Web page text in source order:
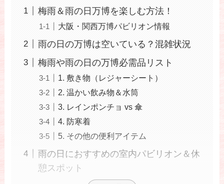
梅雨＆雨の日万博を楽しむ方法！
大阪・関西万博パビリオン情報
雨の日の万博は空いている？混雑状況
梅雨や雨の日の万博必需品リスト
1. 敷き物（レジャーシート）
2. 温かい飲み物＆水筒
3. レインポンチョ vs 傘
4. 防寒着
5. その他の便利アイテム
雨の日におすすめの室内パビリオン＆休
憩スポット